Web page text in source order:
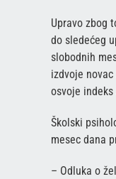
Upravo zbog
do sledećeg
slobodnih
izdvoje
osvoje
Školski
mesec dana
– Odluka o